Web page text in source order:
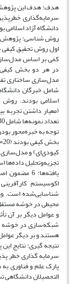
هدف: هدف این
سرمایه‌گذاری
دانشگاه آزاد اسلامی
روش شناسی: پژوهش
اول روش تحقیق کیفی
کمی بر اساس
در هر دو بخش کیفی
مدل‌سازی ساختاری
شامل خبرگان
اسلامی بودند. روش
توجه به خبره‌محور
تجزیه‌وتحلیل
یافته‌ها: 6
اکوسیستم
شناسایی‌شده است.
محیطی در خوشه مستقل
و عوامل دیگر بر آن
شبکه‌سازی در خوشه
هستند و بر دیگر
نتیجه گیری: نتایج
سرمایه گذاری خطر
پارک علم و فناوری
التحصیلان دانشگاهی